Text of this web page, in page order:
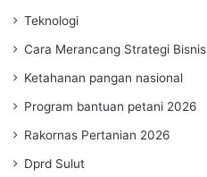
Teknologi
Cara Merancang Strategi Bisnis
Ketahanan pangan nasional
Program bantuan petani 2026
Rakornas Pertanian 2026
Dprd Sulut